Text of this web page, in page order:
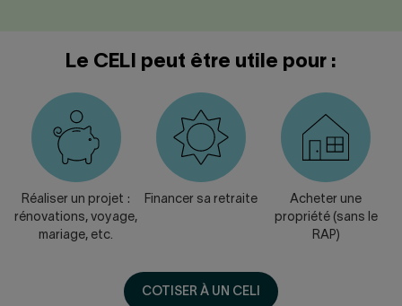
Le CELI peut être utile pour :
Réaliser un projet :
rénovations, voyage,
mariage, etc.
Financer sa retraite
Acheter une
propriété (sans le
RAP)
COTISER À UN CELI